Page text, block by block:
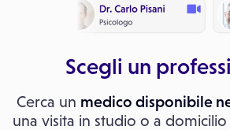
Scegli un
Cerca un medico disponibile
una visita in studio o a